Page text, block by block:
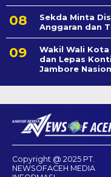
Sekda Minta
Anggaran dan
Wakil Wali
dan Lepas
Jambore
Copyright @ 2025 PT.
NEWSOFACEH MEDIA